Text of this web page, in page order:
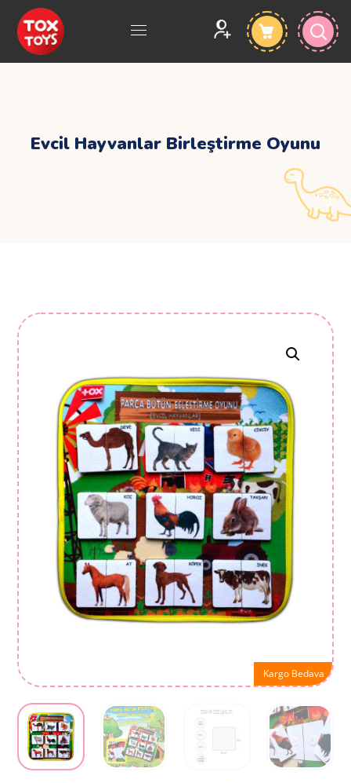
Evcil Hayvanlar Birleştirme Oyunu
Kargo Bedava